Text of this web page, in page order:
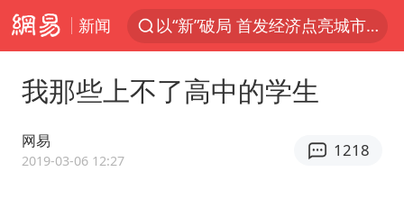
新闻
佛得角门将亮相智利俱乐部主场
看守所辅警收受10万获刑1年
法国将禁止“未经同意的电话营销”
我那些上不了高中的学生
网易
2019-03-06 12:27
1218